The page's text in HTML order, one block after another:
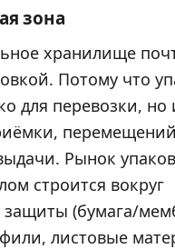
зона
хранилище
Потому что
для перевозки, но
Рынок
строится вокруг
защиты (бумага/
листовые